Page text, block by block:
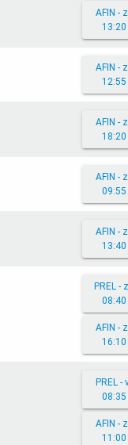
AFIN -
13:20
AFIN -
12:55
AFIN -
18:20
AFIN -
09:55
AFIN -
13:40
PREL -
08:40
AFIN -
16:10
PREL -
08:35
AFIN -
11:00